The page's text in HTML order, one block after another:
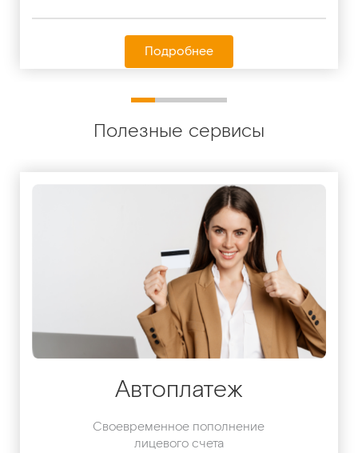
Подробнее
Полезные сервисы
Автоплатеж
Своевременное пополнение
лицевого счета